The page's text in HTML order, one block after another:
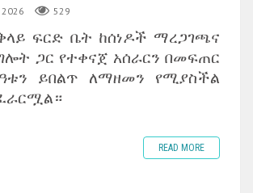
2026 529
ፍርድ ቤት ከሰነዶች ማረጋገጫና
ጋር የተቀናጀ አሰራርን በመፍጠር
ይበልጥ ለማዘመን የሚያስችል
READ MORE